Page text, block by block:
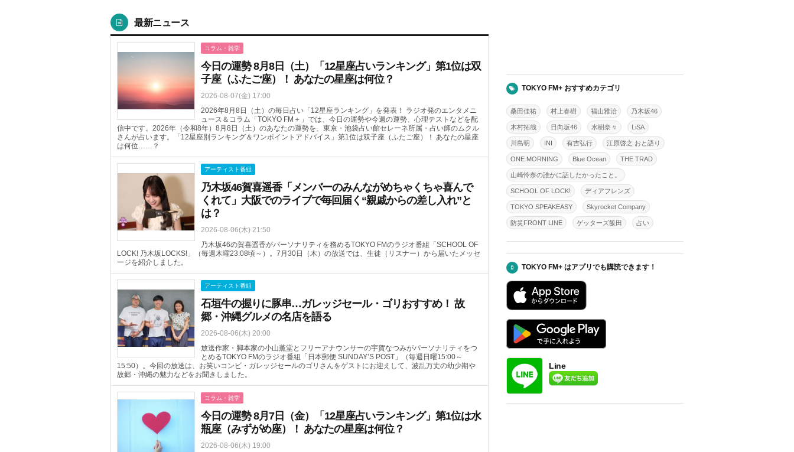
最新ニュース
コラム・雑学
今日の運勢 8月8日（土）「12星座占いランキング」第1位は双
子座（ふたご座）！ あなたの星座は何位？
2026-08-07(金) 17:00
2026年8月8日（土）の毎日占い「12星座ランキング」を発表！ ラジオ発のエンタメニ
ュース＆コラム「TOKYO FM＋」では、今日の運勢や今週の運勢、心理テストなどを配
信中です。2026年（令和8年）8月8日（土）のあなたの運勢を、東京・池袋占い館セレーネ所属・占い師のムクル
さんが占います。「12星座別ランキング＆ワンポイントアドバイス」第1位は双子座（ふたご座）！ あなたの星座
は何位……？
アーティスト番組
乃木坂46賀喜遥香「メンバーのみんながめちゃくちゃ喜んで
くれて」大阪でのライブで毎回届く“親戚からの差し入れ”と
は？
2026-08-06(木) 21:50
乃木坂46の賀喜遥香がパーソナリティを務めるTOKYO FMのラジオ番組「SCHOOL OF
LOCK! 乃木坂LOCKS!」（毎週木曜23:08頃～）。7月30日（木）の放送では、生徒（リスナー）から届いたメッセ
ージを紹介しました。
アーティスト番組
石垣牛の握りに豚串…ガレッジセール・ゴリおすすめ！ 故
郷・沖縄グルメの名店を語る
2026-08-06(木) 20:00
放送作家・脚本家の小山薫堂とフリーアナウンサーの宇賀なつみがパーソナリティをつ
とめるTOKYO FMのラジオ番組「日本郵便 SUNDAY’S POST」（毎週日曜15:00～
15:50）。今回の放送は、お笑いコンビ・ガレッジセールのゴリさんをゲストにお迎えして、波乱万丈の幼少期や
故郷・沖縄の魅力などをお聞きしました。
コラム・雑学
今日の運勢 8月7日（金）「12星座占いランキング」第1位は水
瓶座（みずがめ座）！ あなたの星座は何位？
2026-08-06(木) 19:00
TOKYO FM+ おすすめカテゴリ
桑田佳祐 村上春樹 福山雅治 乃木坂46
木村拓哉 日向坂46 水樹奈々 LiSA
川島明 INI 有吉弘行 江原啓之 おと語り
ONE MORNING Blue Ocean THE TRAD
山崎怜奈の誰かに話したかったこと。
SCHOOL OF LOCK! ディアフレンズ
TOKYO SPEAKEASY Skyrocket Company
防災FRONT LINE ゲッターズ飯田 占い
TOKYO FM+ はアプリでも購読できます！
Line